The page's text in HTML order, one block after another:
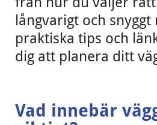
långvarigt och
praktiska tips och
dig att planera ditt
Vad innebär